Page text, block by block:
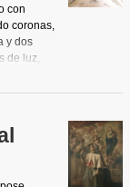
con
coronas,
y dos
de luz,